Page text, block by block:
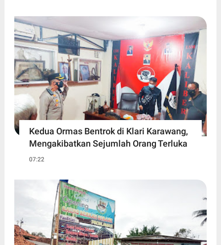
Kedua Ormas Bentrok di Klari Karawang,
Mengakibatkan Sejumlah Orang Terluka
07:22